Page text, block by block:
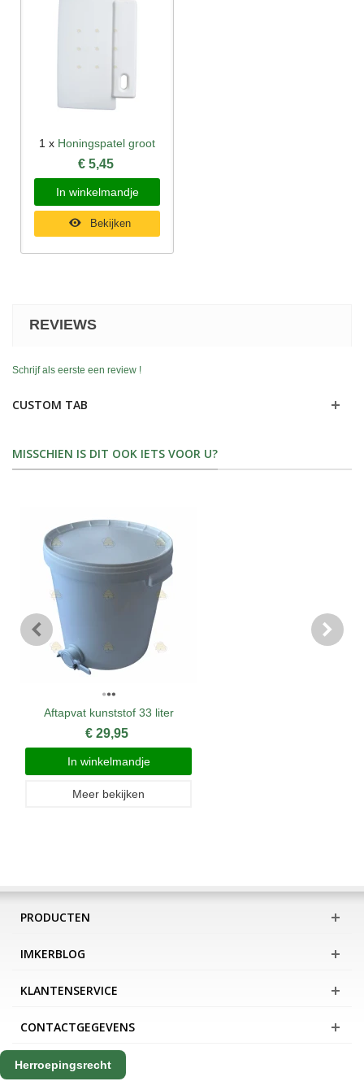
1 x Honingspatel groot
€ 5,45
In winkelmandje
Bekijken
REVIEWS
Schrijf als eerste een review !
CUSTOM TAB
MISSCHIEN IS DIT OOK IETS VOOR U?
Aftapvat kunststof 33 liter
€ 29,95
In winkelmandje
Meer bekijken
PRODUCTEN
IMKERBLOG
KLANTENSERVICE
CONTACTGEGEVENS
Herroepingsrecht